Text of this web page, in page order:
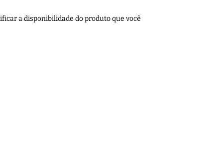
a disponibilidade do produto que você